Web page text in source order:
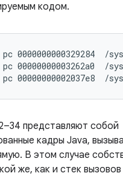
кодом.
pc 0000000000329284  /
pc 00000000003262a0  /
представляют собой
кадры Java,
В этом случае
же, как и стек вызовов